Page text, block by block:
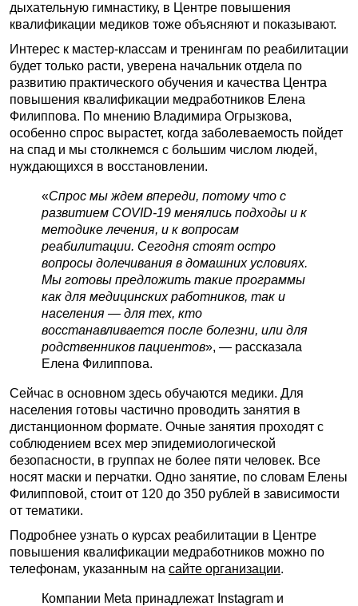
дыхательную гимнастику, в Центре повышения
квалификации медиков тоже объясняют и показывают.
Интерес к мастер-классам и тренингам по реабилитации
будет только расти, уверена начальник отдела по
развитию практического обучения и качества Центра
повышения квалификации медработников Елена
Филиппова. По мнению Владимира Огрызкова,
особенно спрос вырастет, когда заболеваемость пойдет
на спад и мы столкнемся с большим числом людей,
нуждающихся в восстановлении.
«Спрос мы ждем впереди, потому что с
развитием COVID-19 менялись подходы и к
методике лечения, и к вопросам
реабилитации. Сегодня стоят остро
вопросы долечивания в домашних условиях.
Мы готовы предложить такие программы
как для медицинских работников, так и
населения — для тех, кто
восстанавливается после болезни, или для
родственников пациентов», — рассказала
Елена Филиппова.
Сейчас в основном здесь обучаются медики. Для
населения готовы частично проводить занятия в
дистанционном формате. Очные занятия проходят с
соблюдением всех мер эпидемиологической
безопасности, в группах не более пяти человек. Все
носят маски и перчатки. Одно занятие, по словам Елены
Филипповой, стоит от 120 до 350 рублей в зависимости
от тематики.
Подробнее узнать о курсах реабилитации в Центре
повышения квалификации медработников можно по
телефонам, указанным на сайте организации.
Компании Meta принадлежат Instagram и